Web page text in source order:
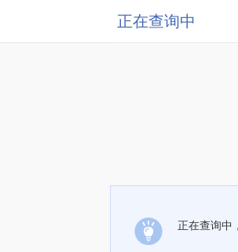
正在查询中
正在查询中